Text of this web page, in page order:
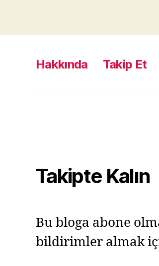
Hakkında Takip Et
Takipte Kalın
Bu bloga abone
bildirimler almak